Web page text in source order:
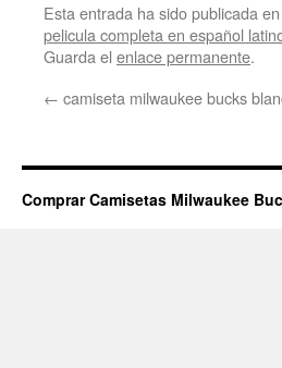
Esta entrada ha sido publicada en
pelicula completa en español
Guarda el enlace permanente.
← camiseta milwaukee bucks
Comprar Camisetas Milwaukee